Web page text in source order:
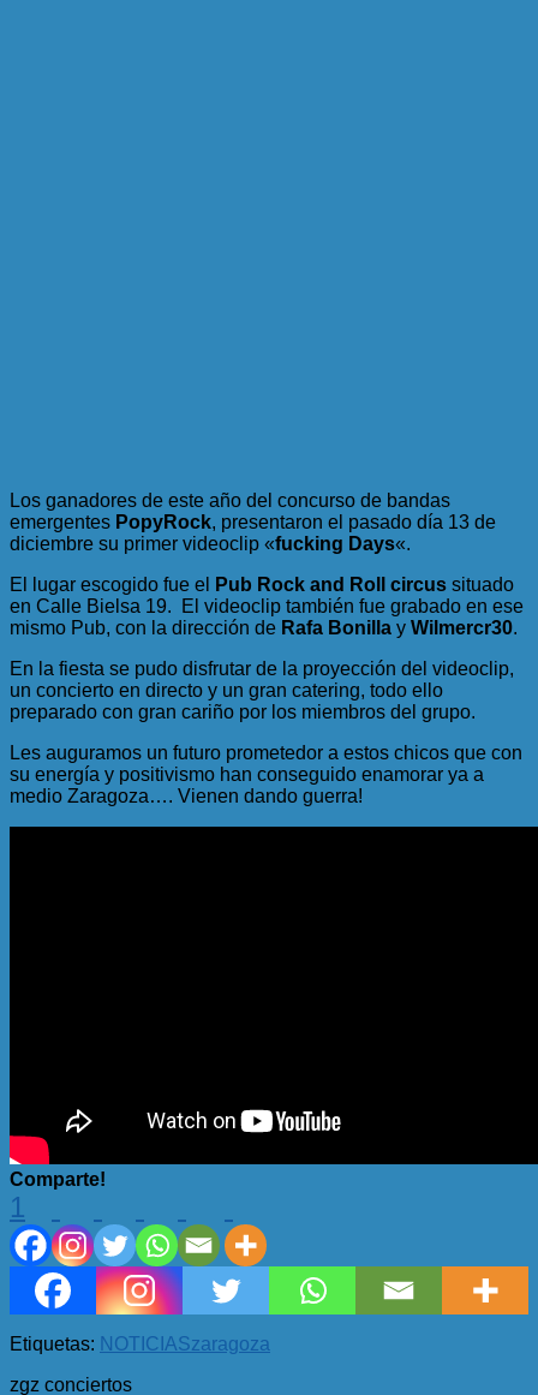
Los ganadores de este año del concurso de bandas
emergentes PopyRock, presentaron el pasado día 13 de
diciembre su primer videoclip «fucking Days«.
El lugar escogido fue el
Pub Rock and Roll circus situado
en Calle Bielsa 19. El videoclip también fue grabado en ese
mismo Pub, con la dirección de Rafa Bonilla y Wilmercr30.
En la fiesta se pudo disfrutar de la proyección del videoclip,
un concierto en directo y un gran catering, todo ello
preparado con gran cariño por los miembros del grupo.
Les auguramos un futuro prometedor a estos chicos que con
su energía y positivismo han conseguido enamorar ya a
medio Zaragoza…. Vienen dando guerra!
Comparte!
1
Etiquetas: NOTICIASzaragoza
zgz conciertos